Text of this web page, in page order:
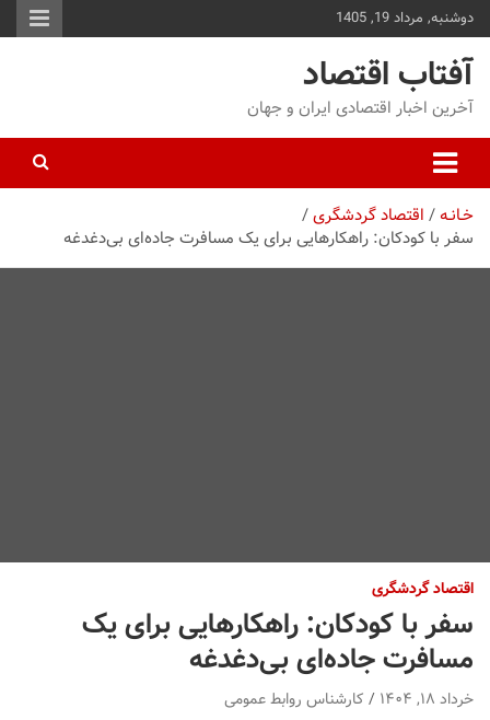
دوشنبه, مرداد 19, 1405
آفتاب اقتصاد
آخرین اخبار اقتصادی ایران و جهان
خـانـه اقتصاد گردشگری
سفر با کودکان: راهکارهایی برای یک مسافرت جاده‌ای بی‌دغدغه
اقتصاد گردشگری
سفر با کودکان: راهکارهایی برای یک
مسافرت جاده‌ای بی‌دغدغه
خرداد ۱۸, ۱۴۰۴ کارشناس روابط عمومی